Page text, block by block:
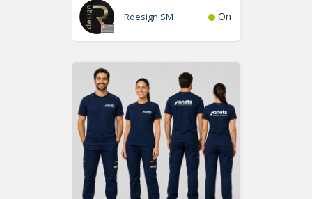
Rdesign SM On